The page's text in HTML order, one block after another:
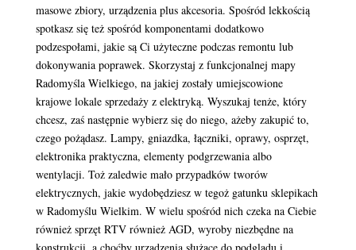
masowe zbiory, urządzenia plus akcesoria. Spośród lekkością
spotkasz się też spośród komponentami dodatkowo
podzespołami, jakie są Ci użyteczne podczas remontu lub
dokonywania poprawek. Skorzystaj z funkcjonalnej mapy
Radomyśla Wielkiego, na jakiej zostały umiejscowione
krajowe lokale sprzedaży z elektryką. Wyszukaj tenże, który
chcesz, zaś następnie wybierz się do niego, ażeby zakupić to,
czego pożądasz. Lampy, gniazdka, łączniki, oprawy, osprzęt,
elektronika praktyczna, elementy podgrzewania albo
wentylacji. Toż zaledwie mało przypadków tworów
elektrycznych, jakie wydobędziesz w tegoż gatunku sklepikach
w Radomyślu Wielkim. W wielu spośród nich czeka na Ciebie
również sprzęt RTV również AGD, wyroby niezbędne na